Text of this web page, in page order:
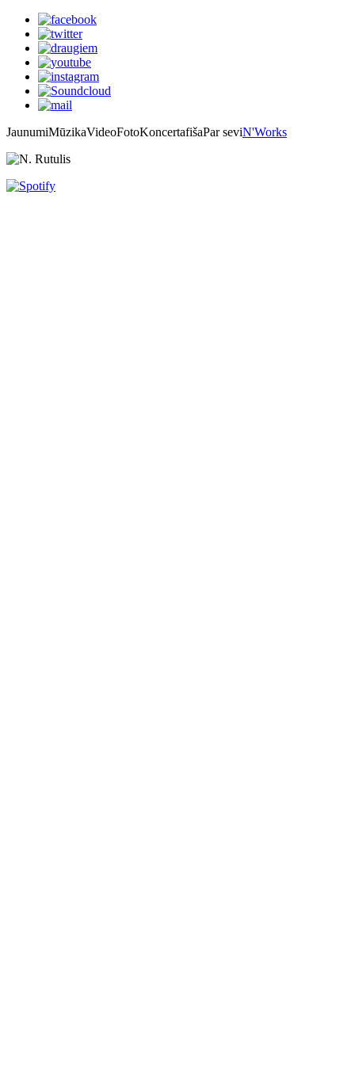
JaunumiMūzikaVideoFotoKoncertafišaPar seviN'Works